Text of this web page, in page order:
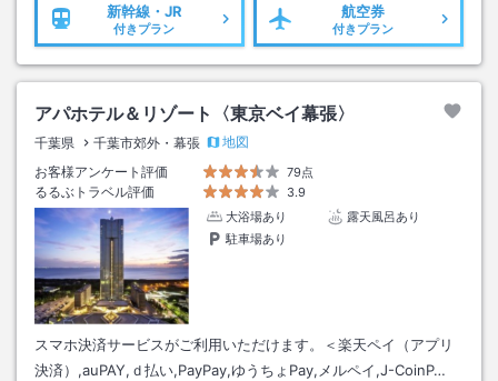
新幹線・JR
付きプラン
航空券
付きプラン
アパホテル＆リゾート〈東京ベイ幕張〉
千葉県 千葉市郊外・幕張
地図
お客様アンケート評価
79点
るるぶトラベル評価
3.9
大浴場あり
露天風呂あり
駐車場あり
スマホ決済サービスがご利用いただけます。＜楽天ペイ（アプリ
決済）,auPAY,ｄ払い,PayPay,ゆうちょPay,メルペイ,J-CoinP…